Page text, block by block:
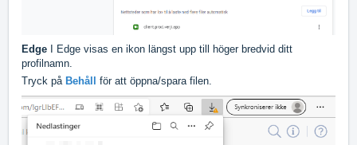
Edge I Edge visas en ikon längst upp till höger bredvid ditt
profilnamn.
Tryck på Behåll för att öppna/spara filen.